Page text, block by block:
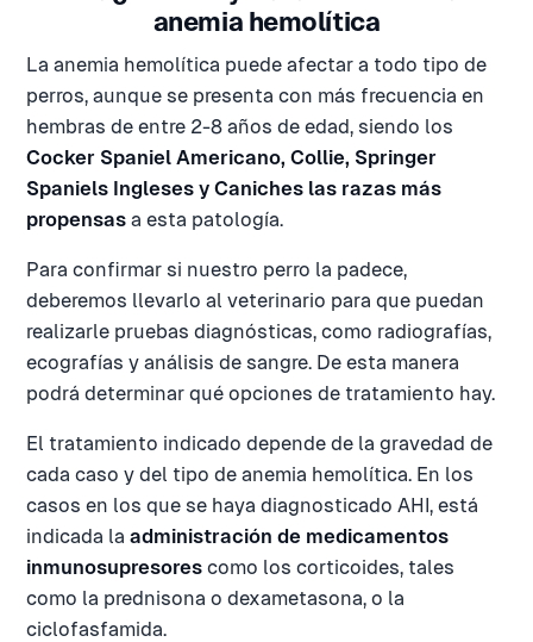
anemia hemolítica
La anemia hemolítica puede afectar a todo tipo de
perros, aunque se presenta con más frecuencia en
hembras de entre 2-8 años de edad, siendo los
Cocker Spaniel Americano, Collie, Springer
Spaniels Ingleses y Caniches las razas más
propensas a esta patología.
Para confirmar si nuestro perro la padece,
deberemos llevarlo al veterinario para que puedan
realizarle pruebas diagnósticas, como radiografías,
ecografías y análisis de sangre. De esta manera
podrá determinar qué opciones de tratamiento hay.
El tratamiento indicado depende de la gravedad de
cada caso y del tipo de anemia hemolítica. En los
casos en los que se haya diagnosticado AHI, está
indicada la administración de medicamentos
inmunosupresores como los corticoides, tales
como la prednisona o dexametasona, o la
ciclofasfamida.